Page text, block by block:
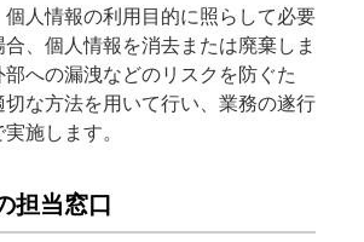
人情報の利用目的に照らして必要
、個人情報を消去または廃棄しま
への漏洩などのリスクを防ぐた
な方法を用いて行い、業務の遂行
施します。
担当窓口